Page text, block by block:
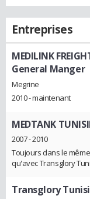
Entreprises
MEDILINK
General Manger
Megrine
2010 - maintenant
MEDTANK
2007 - 2010
Toujours dans le
qu'avec Transglory
Transglory